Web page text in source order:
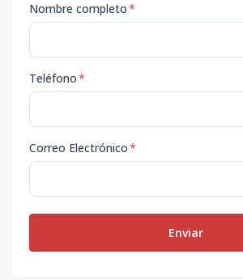
Nombre completo*
Teléfono*
Correo Electrónico*
Enviar